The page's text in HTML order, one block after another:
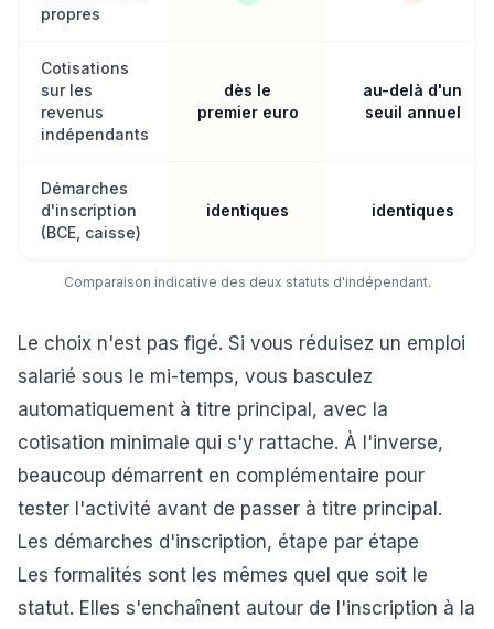
propres
Cotisations
sur les
revenus
indépendants
dès le
premier euro
au-delà d'un
seuil annuel
Démarches
d'inscription
(BCE, caisse)
identiques identiques
Comparaison indicative des deux statuts d'indépendant.
Le choix n'est pas figé. Si vous réduisez un emploi
salarié sous le mi-temps, vous basculez
automatiquement à titre principal, avec la
cotisation minimale qui s'y rattache. À l'inverse,
beaucoup démarrent en complémentaire pour
tester l'activité avant de passer à titre principal.
Les démarches d'inscription, étape par étape
Les formalités sont les mêmes quel que soit le
statut. Elles s'enchaînent autour de l'inscription à la